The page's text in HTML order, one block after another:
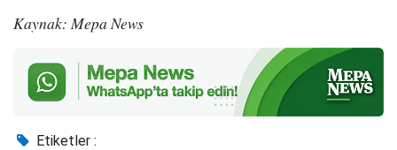
Kaynak: Mepa News
Etiketler :